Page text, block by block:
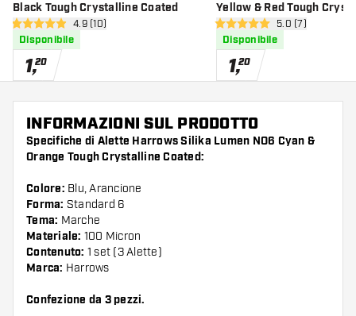
Black Tough Crystalline Coated
apri pannello recensioni
4.9 stelle di valutazione
4.9 (10)
Disponibile
1,20
Yellow & Red Tough
Coated apri pannello
5 stelle di valutazione
5.0 (7)
Disponibile
1,20
INFORMAZIONI SUL PRODOTTO
Specifiche di Alette Harrows Silika Lumen NO6 Cyan &
Orange Tough Crystalline Coated:
Colore: Blu, Arancione
Forma: Standard 6
Tema: Marche
Materiale: 100 Micron
Contenuto: 1 set (3 Alette)
Marca: Harrows
Confezione da 3 pezzi.